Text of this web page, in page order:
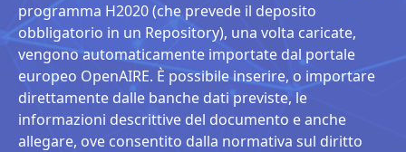
programma H2020 (che prevede il deposito
obbligatorio in un Repository), una volta caricate,
vengono automaticamente importate dal portale
europeo OpenAIRE. È possibile inserire, o importare
direttamente dalle banche dati previste, le
informazioni descrittive del documento e anche
allegare, ove consentito dalla normativa sul diritto